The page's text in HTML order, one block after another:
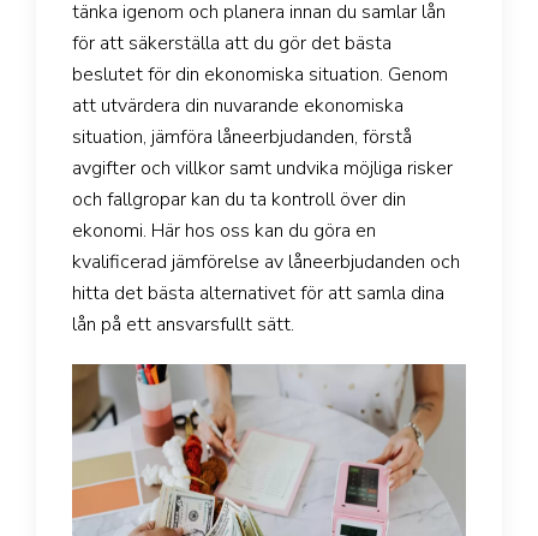
tänka igenom och planera innan du samlar lån
för att säkerställa att du gör det bästa
beslutet för din ekonomiska situation. Genom
att utvärdera din nuvarande ekonomiska
situation, jämföra låneerbjudanden, förstå
avgifter och villkor samt undvika möjliga risker
och fallgropar kan du ta kontroll över din
ekonomi. Här hos oss kan du göra en
kvalificerad jämförelse av låneerbjudanden och
hitta det bästa alternativet för att samla dina
lån på ett ansvarsfullt sätt.